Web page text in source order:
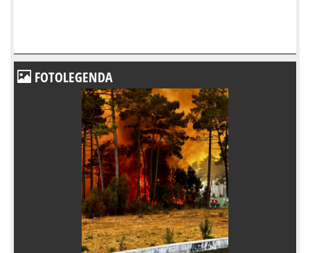
FOTOLEGENDA